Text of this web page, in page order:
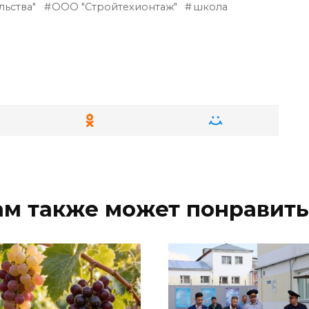
ООО "Стройтехионтаж" школа
также может